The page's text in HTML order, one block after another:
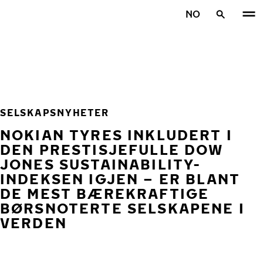
NO
SELSKAPSNYHETER
NOKIAN TYRES INKLUDERT I
DEN PRESTISJEFULLE DOW
JONES SUSTAINABILITY-
INDEKSEN IGJEN – ER BLANT
DE MEST BÆREKRAFTIGE
BØRSNOTERTE SELSKAPENE I
VERDEN